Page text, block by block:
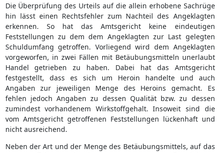
Die Überprüfung des Urteils auf die allein erhobene Sachrüge
hin lässt einen Rechtsfehler zum Nachteil des Angeklagten
erkennen. So hat das Amtsgericht keine eindeutigen
Feststellungen zu dem dem Angeklagten zur Last gelegten
Schuldumfang getroffen. Vorliegend wird dem Angeklagten
vorgeworfen, in zwei Fällen mit Betäubungsmitteln unerlaubt
Handel getrieben zu haben. Dabei hat das Amtsgericht
festgestellt, dass es sich um Heroin handelte und auch
Angaben zur jeweiligen Menge des Heroins gemacht. Es
fehlen jedoch Angaben zu dessen Qualität bzw. zu dessen
zumindest vorhandenem Wirkstoffgehalt. Insoweit sind die
vom Amtsgericht getroffenen Feststellungen lückenhaft und
nicht ausreichend.
Neben der Art und der Menge des Betäubungsmittels, auf das